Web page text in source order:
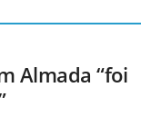
Almada “foi